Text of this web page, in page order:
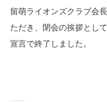
留萌ライオンズクラブ会
ただき、閉会の挨拶とし
宣言で終了しました。